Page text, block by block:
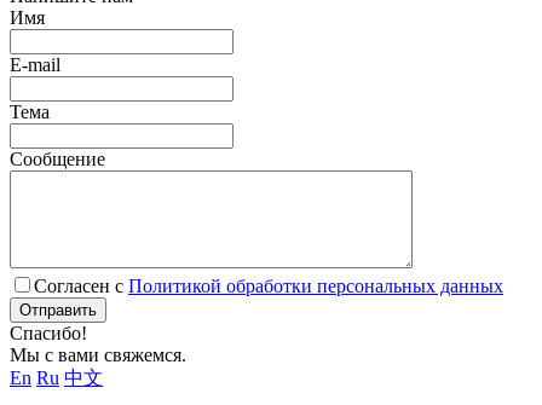
Имя
E-mail
Тема
Сообщение
Согласен с Политикой обработки персональных данных
Отправить
Спасибо!
Мы с вами свяжемся.
En Ru 中文